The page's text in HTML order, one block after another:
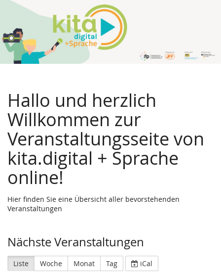
Hallo und herzlich
Willkommen zur
Veranstaltungsseite von
kita.digital + Sprache
online!
Hier finden Sie eine Übersicht aller bevorstehenden
Veranstaltungen
Nächste Veranstaltungen
Liste Woche Monat Tag iCal